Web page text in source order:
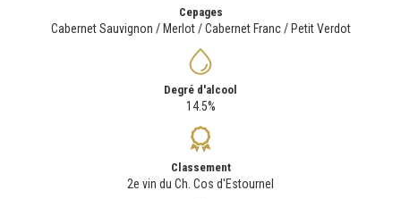
Cepages
Cabernet Sauvignon / Merlot / Cabernet Franc / Petit Verdot
Degré d'alcool
14.5%
Classement
2e vin du Ch. Cos d'Estournel